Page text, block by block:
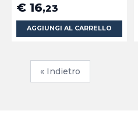
€ 16,23
AGGIUNGI AL CARRELLO
« Indietro